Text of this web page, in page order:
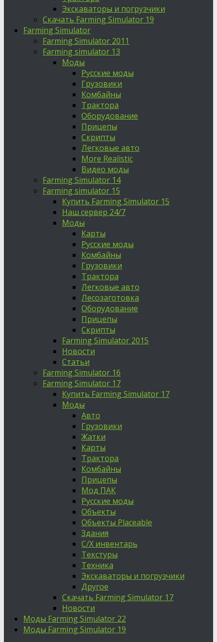
Экскаваторы и погрузчики
Скачать Farming Simulator 19
Farming Simulator
Farming Simulator 2011
Farming simulator 13
Моды
Русские моды
Грузовики
Комбайны
Трактора
Оборудование
Прицепы
Скрипты
Легковые авто
More Realistic
Видео моды
Farming Simulator 14
Farming simulator 15
Купить Farming Simulator 15
Наш сервер 24/7
Моды
Карты
Русские моды
Комбайны
Грузовики
Трактора
Легковые авто
Лесозаготовка
Оборудование
Прицепы
Скрипты
Farming Simulator 2015
Новости
Статьи
Farming Simulator 16
Farming Simulator 17
Купить Farming Simulator 17
Моды
Авто
Грузовики
Жатки
Карты
Трактора
Комбайны
Прицепы
Мод ПАК
Русские моды
Объекты
Объекты Placeable
Здания
С/Х инвентарь
Текстуры
Техника
Экскаваторы и погрузчики
Другое
Скачать Farming Simulator 17
Новости
Моды Farming Simulator 22
Моды Farming Simulator 19